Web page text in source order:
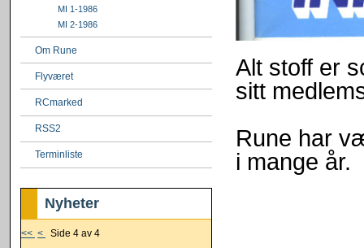
MI 1-1986
MI 2-1986
Om Rune
Flyværet
RCmarked
RSS2
Terminliste
Nyheter
<< < Side 4 av 4
Alt stoff er
sitt
Rune har
i mange år.